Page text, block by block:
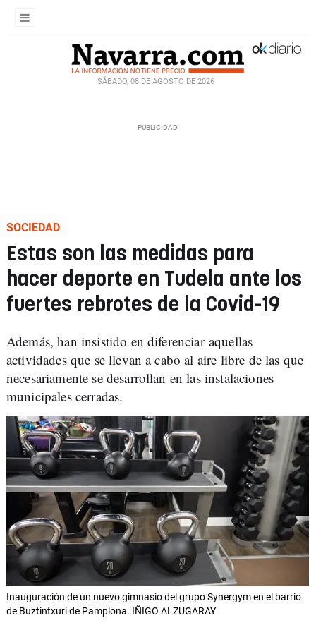
SÁBADO, 08 DE AGOSTO DE 2026
SOCIEDAD
Estas son las medidas para
hacer deporte en Tudela ante los
fuertes rebrotes de la Covid-19
Además, han insistido en diferenciar aquellas
actividades que se llevan a cabo al aire libre de las que
necesariamente se desarrollan en las instalaciones
municipales cerradas.
Inauguración de un nuevo gimnasio del grupo Synergym en el barrio
de Buztintxuri de Pamplona. IÑIGO ALZUGARAY